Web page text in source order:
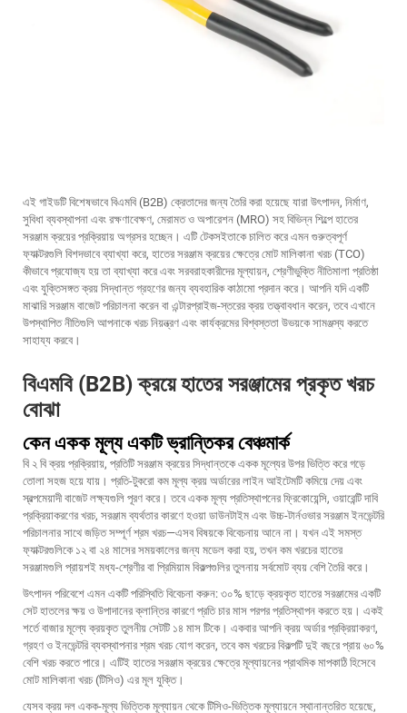
এই গাইডটি বিশেষভাবে বিএমবি (B2B) ক্রেতাদের জন্য তৈরি করা হয়েছে যারা উৎপাদন, নির্মাণ,
সুবিধা ব্যবস্থাপনা এবং রক্ষণাবেক্ষণ, মেরামত ও অপারেশন (MRO) সহ বিভিন্ন শিল্পে হাতের
সরঞ্জাম ক্রয়ের প্রক্রিয়ায় অগ্রসর হচ্ছেন। এটি টেকসইতাকে চালিত করে এমন গুরুত্বপূর্ণ
ফ্যাক্টরগুলি বিশদভাবে ব্যাখ্যা করে, হাতের সরঞ্জাম ক্রয়ের ক্ষেত্রে মোট মালিকানা খরচ (TCO)
কীভাবে প্রযোজ্য হয় তা ব্যাখ্যা করে এবং সরবরাহকারীদের মূল্যায়ন, শ্রেণীভুক্তি নীতিমালা প্রতিষ্ঠা
এবং যুক্তিসঙ্গত ক্রয় সিদ্ধান্ত গ্রহণের জন্য ব্যবহারিক কাঠামো প্রদান করে। আপনি যদি একটি
মাঝারি সরঞ্জাম বাজেট পরিচালনা করেন বা এন্টারপ্রাইজ-স্তরের ক্রয় তত্ত্বাবধান করেন, তবে এখানে
উপস্থাপিত নীতিগুলি আপনাকে খরচ নিয়ন্ত্রণ এবং কার্যক্রমের বিশ্বস্ততা উভয়কে সামঞ্জস্য করতে
সাহায্য করবে।
বিএমবি (B2B) ক্রয়ে হাতের সরঞ্জামের প্রকৃত খরচ
বোঝা
কেন একক মূল্য একটি ভ্রান্তিকর বেঞ্চমার্ক
বি ২ বি ক্রয় প্রক্রিয়ায়, প্রতিটি সরঞ্জাম ক্রয়ের সিদ্ধান্তকে একক মূল্যের উপর ভিত্তি করে গড়ে
তোলা সহজ হয়ে যায়। প্রতি-টুকরো কম মূল্য ক্রয় অর্ডারের লাইন আইটেমটি কমিয়ে দেয় এবং
স্বল্পমেয়াদী বাজেট লক্ষ্যগুলি পূরণ করে। তবে একক মূল্য প্রতিস্থাপনের ফ্রিকোয়েন্সি, ওয়ারেন্টি দাবি
প্রক্রিয়াকরণের খরচ, সরঞ্জাম ব্যর্থতার কারণে হওয়া ডাউনটাইম এবং উচ্চ-টার্নওভার সরঞ্জাম ইনভেন্টরি
পরিচালনার সাথে জড়িত সম্পূর্ণ শ্রম খরচ—এসব বিষয়কে বিবেচনায় আনে না। যখন এই সমস্ত
ফ্যাক্টরগুলিকে ১২ বা ২৪ মাসের সময়কালের জন্য মডেল করা হয়, তখন কম খরচের হাতের
সরঞ্জামগুলি প্রায়শই মধ্য-শ্রেণীর বা প্রিমিয়াম বিকল্পগুলির তুলনায় সর্বমোট ব্যয় বেশি তৈরি করে।
উৎপাদন পরিবেশে এমন একটি পরিস্থিতি বিবেচনা করুন: ৩০% ছাড়ে ক্রয়কৃত হাতের সরঞ্জামের একটি
সেট হাতলের ক্ষয় ও উপাদানের ক্লান্তির কারণে প্রতি চার মাস পরপর প্রতিস্থাপন করতে হয়। একই
শর্তে বাজার মূল্যে ক্রয়কৃত তুলনীয় সেটটি ১৪ মাস টিকে। একবার আপনি ক্রয় অর্ডার প্রক্রিয়াকরণ,
গ্রহণ ও ইনভেন্টরি ব্যবস্থাপনার শ্রম খরচ যোগ করেন, তবে কম খরচের বিকল্পটি দুই বছরে প্রায় ৬০%
বেশি খরচ করতে পারে। এটিই হাতের সরঞ্জাম ক্রয়ের ক্ষেত্রে মূল্যায়নের প্রাথমিক মাপকাঠি হিসেবে
মোট মালিকানা খরচ (টিসিও) এর মূল যুক্তি।
যেসব ক্রয় দল একক-মূল্য ভিত্তিক মূল্যায়ন থেকে টিসিও-ভিত্তিক মূল্যায়নে স্থানান্তরিত হয়েছে,